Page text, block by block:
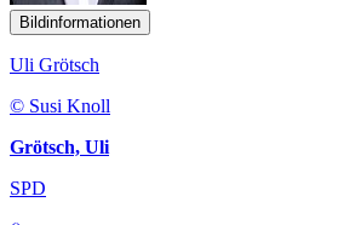
Bildinformationen
Uli Grötsch
© Susi Knoll
Grötsch, Uli
SPD